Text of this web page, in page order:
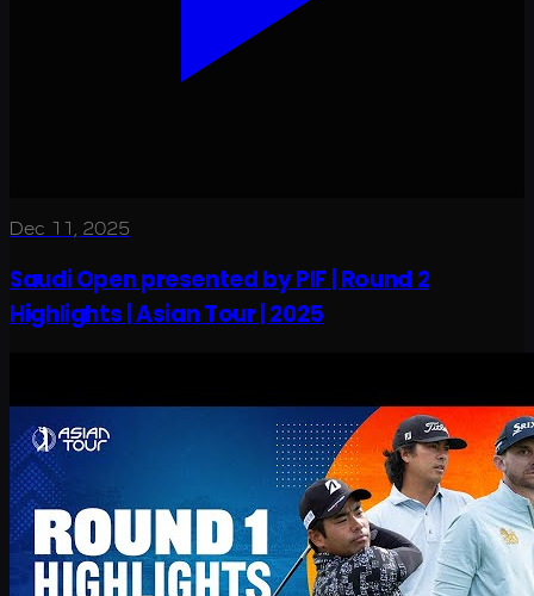
Dec 11, 2025
Saudi Open presented by PIF | Round 2
Highlights | Asian Tour | 2025